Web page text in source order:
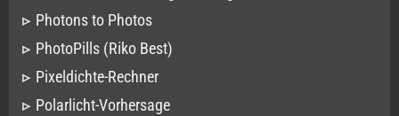
Photons to Photos
PhotoPills (Riko Best)
Pixeldichte-Rechner
Polarlicht-Vorhersage